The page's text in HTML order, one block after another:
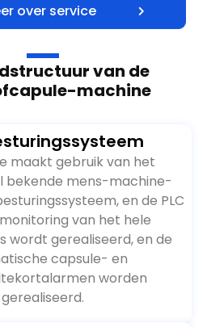
over service
van de
machine
maakt gebruik van het
bekende mens-machine-
en de PLC
van het hele
wordt gerealiseerd, en de
capsule- en
worden
gerealiseerd.